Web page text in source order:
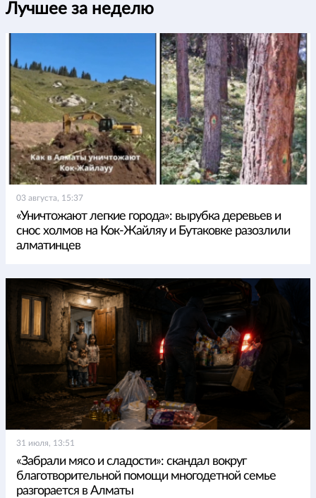
Лучшее за неделю
03 августа, 15:37
«Уничтожают легкие города»: вырубка деревьев и
снос холмов на Кок-Жайляу и Бутаковке разозлили
алматинцев
31 июля, 13:51
«Забрали мясо и сладости»: скандал вокруг
благотворительной помощи многодетной семье
разгорается в Алматы